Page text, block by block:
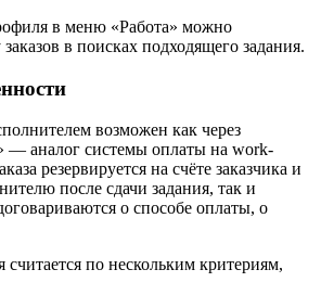
в меню «Работа» можно
в поисках подходящего задания.
возможен как через
— аналог системы оплаты на work-
резервируется на счёте заказчика и
после сдачи задания, так и
о способе оплаты, о
считается по нескольким критериям,